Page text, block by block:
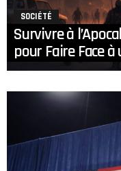
SOCIÉTÉ
Survivre à
pour Faire Face